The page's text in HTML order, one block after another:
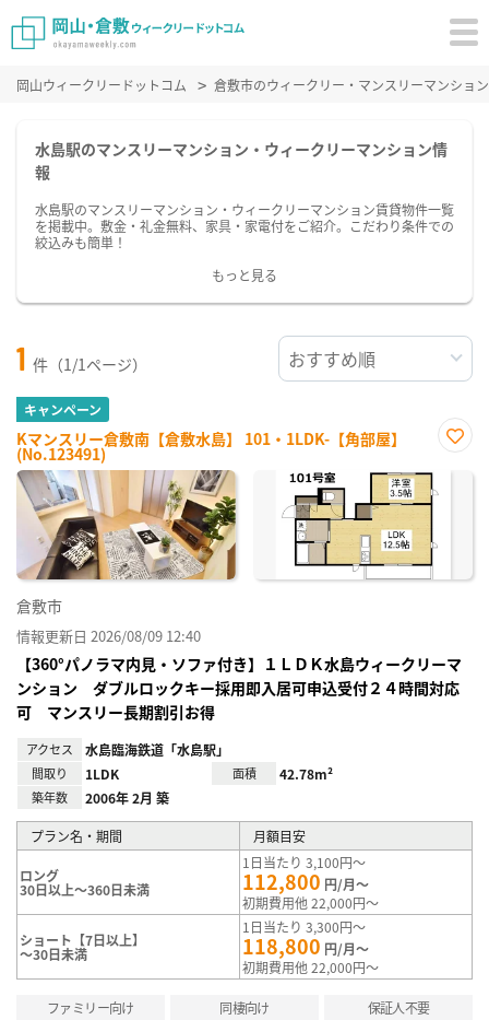
岡山ウィークリードットコム 倉敷市のウィークリー・マンスリーマンショ
水島駅のマンスリーマンション・ウィークリーマンション情
報
水島駅のマンスリーマンション・ウィークリーマンション賃貸物件一覧
を掲載中。敷金・礼金無料、家具・家電付をご紹介。こだわり条件での
絞込みも簡単！
もっと見る
1 件（1/1ページ）
キャンペーン
Kマンスリー倉敷南【倉敷水島】 101・1LDK-【角部屋】
(No.123491)
に入
倉敷市
情報更新日 2026/08/09 12:40
【360°パノラマ内見・ソファ付き】１ＬＤＫ水島ウィークリーマ
ンション ダブルロックキー採用即入居可申込受付２４時間対応
可 マンスリー長期割引お得
アクセス 水島臨海鉄道「水島駅」
間取り 1LDK 面積 42.78m²
築年数 2006年 2月 築
プラン名・期間 月額目安
ロング
30日以上～360日未満
1日当たり 3,100円～
112,800 円/月～
初期費用他 22,000円～
ショート【7日以上】
～30日未満
1日当たり 3,300円～
118,800 円/月～
初期費用他 22,000円～
ファミリー向け 同棲向け
保証人不要